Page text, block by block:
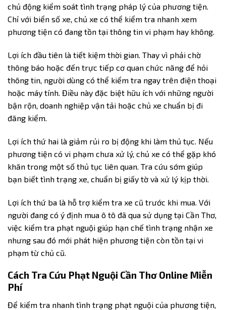
chủ động kiểm soát tình trạng pháp lý của phương tiện.
Chỉ với biển số xe, chủ xe có thể kiểm tra nhanh xem
phương tiện có đang tồn tại thông tin vi phạm hay không.
Lợi ích đầu tiên là tiết kiệm thời gian. Thay vì phải chờ
thông báo hoặc đến trực tiếp cơ quan chức năng để hỏi
thông tin, người dùng có thể kiểm tra ngay trên điện thoại
hoặc máy tính. Điều này đặc biệt hữu ích với những người
bận rộn, doanh nghiệp vận tải hoặc chủ xe chuẩn bị đi
đăng kiểm.
Lợi ích thứ hai là giảm rủi ro bị động khi làm thủ tục. Nếu
phương tiện có vi phạm chưa xử lý, chủ xe có thể gặp khó
khăn trong một số thủ tục liên quan. Tra cứu sớm giúp
bạn biết tình trạng xe, chuẩn bị giấy tờ và xử lý kịp thời.
Lợi ích thứ ba là hỗ trợ kiểm tra xe cũ trước khi mua. Với
người đang có ý định mua ô tô đã qua sử dụng tại Cần Thơ,
việc kiểm tra phạt nguội giúp hạn chế tình trạng nhận xe
nhưng sau đó mới phát hiện phương tiện còn tồn tại vi
phạm từ chủ cũ.
Cách Tra Cứu Phạt Nguội Cần Thơ Online Miễn
Phí
Để kiểm tra nhanh tình trạng phạt nguội của phương tiện,